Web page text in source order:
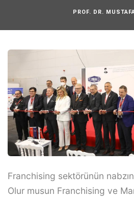
PROF. DR.
Franchising sektörünün
Olur musun Franchising ve